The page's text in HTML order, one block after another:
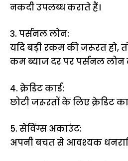
नकदी उपलब्ध कराते हैं।
3. पर्सनल लोन:
यदि बड़ी रकम की जरूरत हो,
कम ब्याज दर पर पर्सनल लोन
4. क्रेडिट कार्ड:
छोटी जरूरतों के लिए क्रेडिट
5. सेविंग्स अकाउंट:
अपनी बचत से आवश्यक